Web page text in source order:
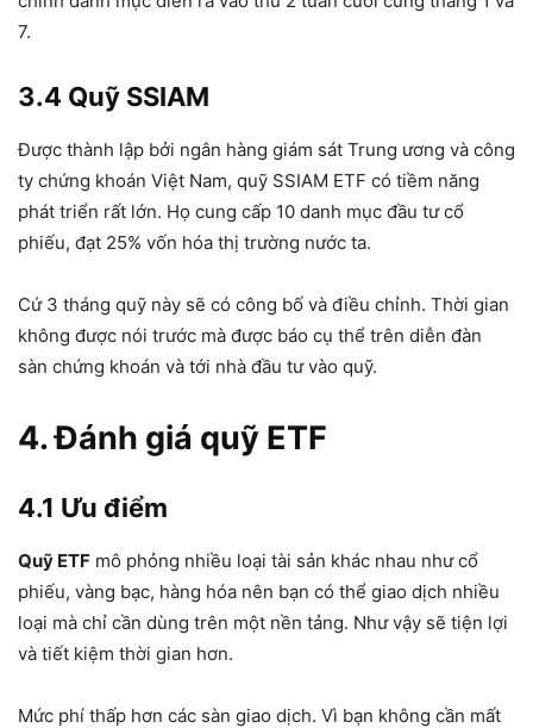
7.
3.4 Quỹ SSIAM
Được thành lập bởi ngân hàng giám sát Trung ương và công
ty chứng khoán Việt Nam, quỹ SSIAM ETF có tiềm năng
phát triển rất lớn. Họ cung cấp 10 danh mục đầu tư cổ
phiếu, đạt 25% vốn hóa thị trường nước ta.
Cứ 3 tháng quỹ này sẽ có công bố và điều chỉnh. Thời gian
không được nói trước mà được báo cụ thể trên diễn đàn
sàn chứng khoán và tới nhà đầu tư vào quỹ.
4. Đánh giá quỹ ETF
4.1 Ưu điểm
Quỹ ETF mô phỏng nhiều loại tài sản khác nhau như cổ
phiếu, vàng bạc, hàng hóa nên bạn có thể giao dịch nhiều
loại mà chỉ cần dùng trên một nền tảng. Như vậy sẽ tiện lợi
và tiết kiệm thời gian hơn.
Mức phí thấp hơn các sàn giao dịch. Vì bạn không cần mất